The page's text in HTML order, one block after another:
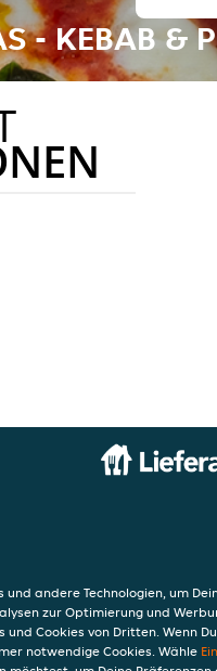
- KEBAB &
und andere Technologien, um
zur Optimierung und
und Cookies von Dritten. Wenn
notwendige Cookies. Wähle